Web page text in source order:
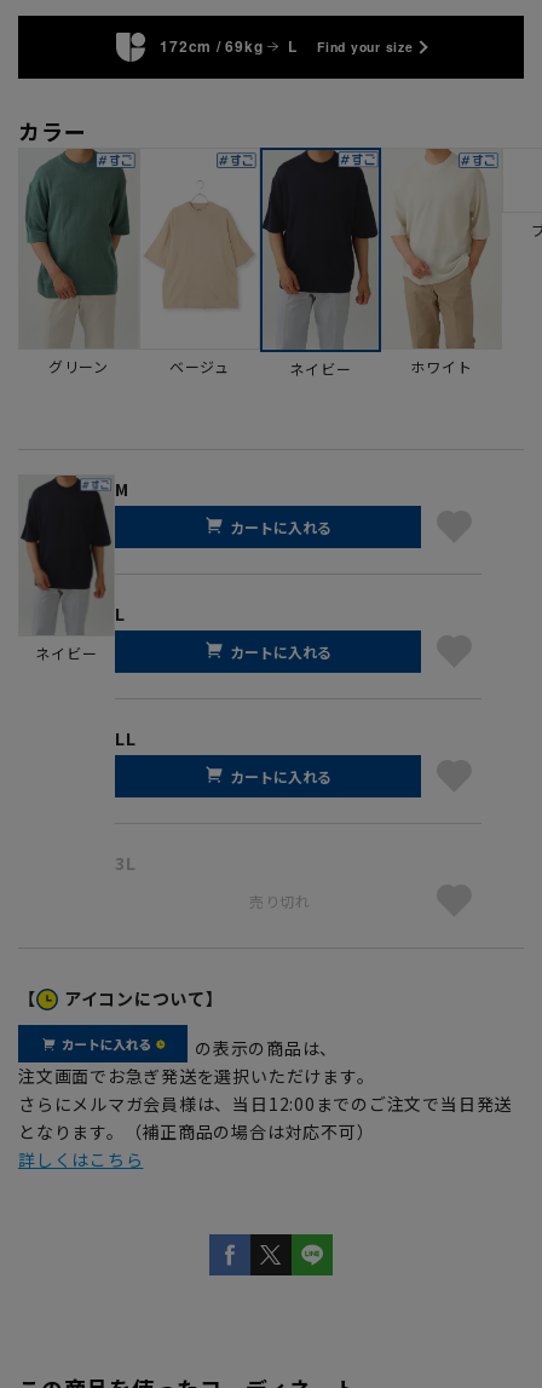
172cm / 69kg L Find your size
カラー
グリーン ベージュ ネイビー ホワイト
ネイビー
M
カートに入れる
L
カートに入れる
LL
カートに入れる
3L
売り切れ
【 アイコンについて】
の表示の商品は、
注文画面でお急ぎ発送を選択いただけます。
さらにメルマガ会員様は、当日12:00までのご注文で当日発送
となります。（補正商品の場合は対応不可）
詳しくはこちら